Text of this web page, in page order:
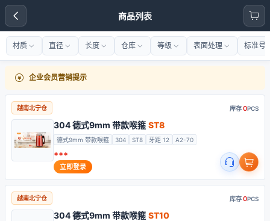
商品列表
材质 直径 长度 仓库 等级 表面处理 标准号
企业会员营销提示
越南北宁仓 库存0PCS
304 德式9mm 带款喉箍 ST8
德式9mm 带款喉箍 304 ST8 牙距 12 A2-70
***
立即登录
越南北宁仓 库存0PCS
304 德式9mm 带款喉箍 ST10